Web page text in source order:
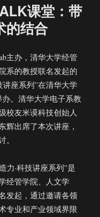
课堂：带
的结合
主办，清华大学经管
系的教授联名发起的
讲座系列”在清华大学
。清华大学电子系教
校友米谟科技创始人
辉出席了本次讲座，
。
力·科技讲座系列”是
经管学院、人文学
发起，通过邀请各领
专业和产业领域界限